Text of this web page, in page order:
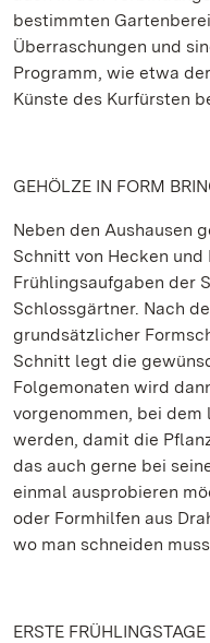
bestimmten
Überraschungen und
Programm, wie etwa
Künste des Kurfürsten
GEHÖLZE IN FORM
Neben den Aushausen
Schnitt von Hecken und
Frühlingsaufgaben der
Schlossgärtner. Nach
grundsätzlicher
Schnitt legt die
Folgemonaten wird
vorgenommen, bei
werden, damit die
das auch gerne bei
einmal ausprobieren
oder Formhilfen aus
wo man schneiden
ERSTE